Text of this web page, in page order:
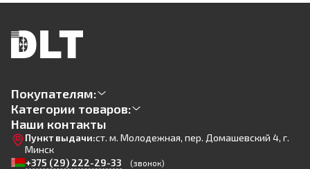
Покупателям:
Категории товаров:
Наши контакты
Пункт выдачи:ст. м. Молодежная, пер. Домашевский 4, г.
Минск
+375 (29) 222-29-33
(звонок)